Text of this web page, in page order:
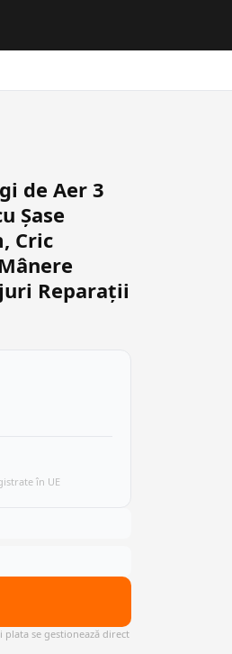
de Aer 3
Șase
Cric
Reparații
în UE
se gestionează direct